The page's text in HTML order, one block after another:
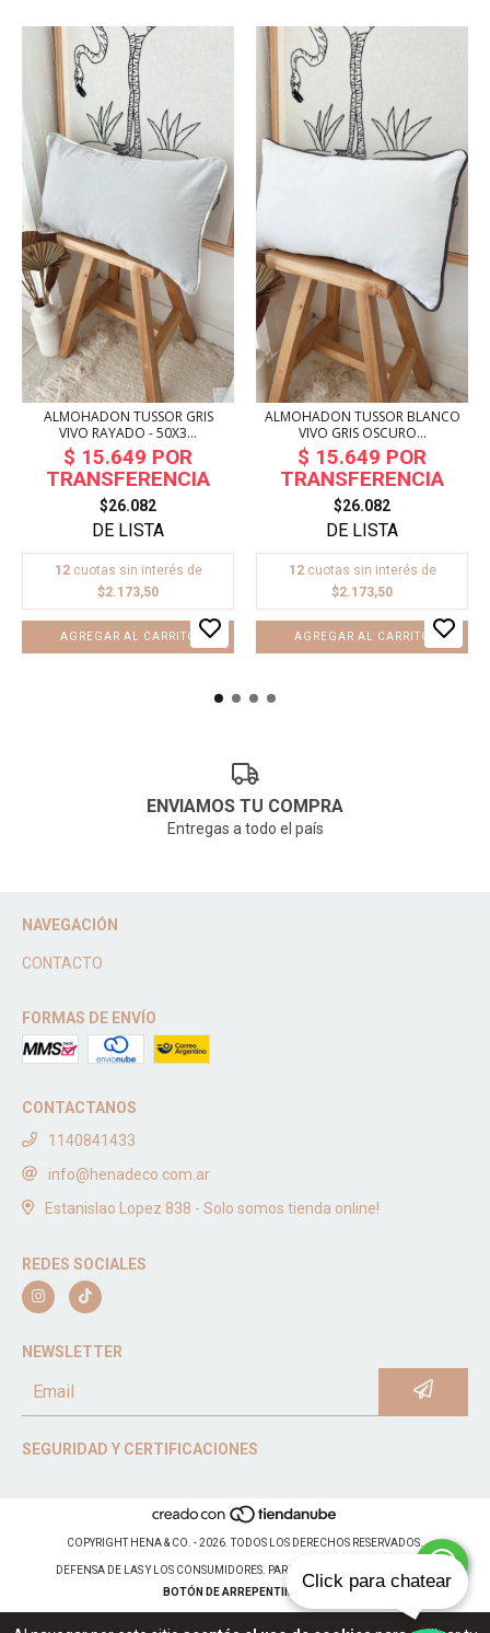
ALMOHADON TUSSOR GRIS
VIVO RAYADO - 50X3...
$26.082
12 cuotas sin interés de
$2.173,50
ALMOHADON TUSSOR BLANCO
VIVO GRIS OSCURO...
$26.082
12 cuotas sin interés de
$2.173,50
ENVIAMOS TU COMPRA
Entregas a todo el país
NAVEGACIÓN
CONTACTO
FORMAS DE ENVÍO
CONTACTANOS
1140841433
info@henadeco.com.ar
Estanislao Lopez 838 - Solo somos tienda online!
REDES SOCIALES
NEWSLETTER
SEGURIDAD Y CERTIFICACIONES
COPYRIGHT HENA & CO. - 2026. TODOS LOS DERECHOS RESERVADOS.
DEFENSA DE LAS Y LOS CONSUMIDORES. PARA RECLAMOS
BOTÓN DE ARREPENTIMIENTO
Click para chatear